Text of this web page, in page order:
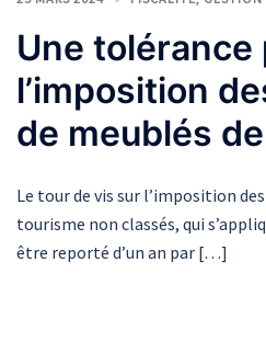
Une tolérance
l’imposition
de meublés
Le tour de vis sur l’imposition
tourisme non classés, qui
être reporté d’un an par […]